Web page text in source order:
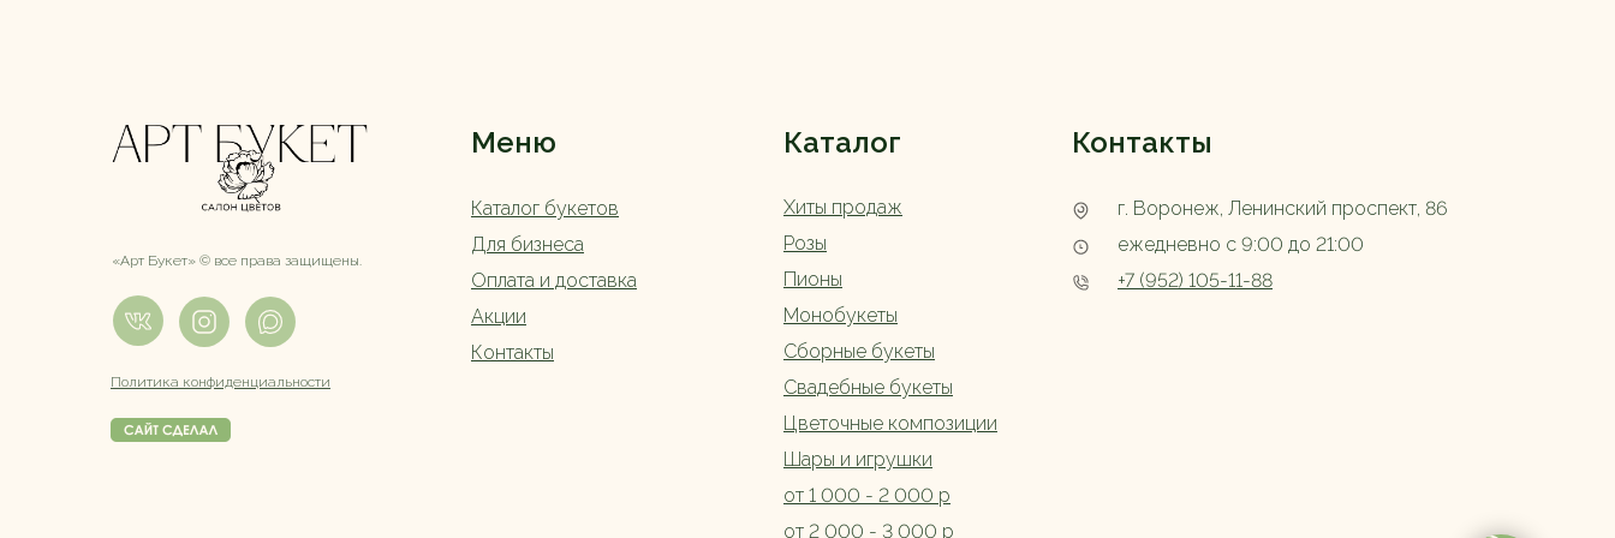
Контакты
Меню Каталог
г. Воронеж, Ленинский проспект, 86
Каталог букетов
Политика конфиденциальности
Оплата и доставка
Сборные букеты
Свадебные букеты
+7 (952) 105-11-88
«Арт Букет» ©️ все права защищены.
ежедневно с 9:00 до 21:00
Для бизнеса
Хиты продаж
Монобукеты
Цветочные композиции
Акции
Контакты
Шары и игрушки
от 1 000 - 2 000 р
от 2 000 - 3 000 р
Розы
Пионы